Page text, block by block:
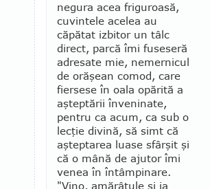
negura acea friguroasă,
cuvintele acelea au
căpătat izbitor un tâlc
direct, parcă îmi fuseseră
adresate mie, nemernicul
de orăşean comod, care
fiersese în oala opărită a
aşteptării înveninate,
pentru ca acum, ca sub o
lecţie di­vină, să simt că
aşteptarea luase sfârşit şi
că o mână de ajutor îmi
venea în întâmpinare.
"Vino, amărâtule şi ia